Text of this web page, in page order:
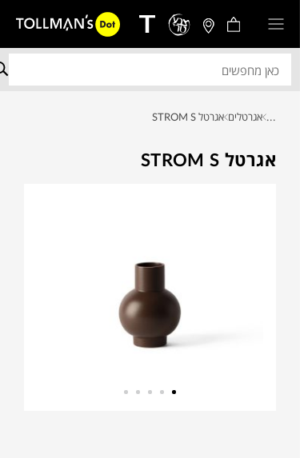
... אגרטלים אגרטל STROM S
אגרטל STROM S